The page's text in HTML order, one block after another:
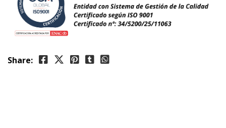
Share: